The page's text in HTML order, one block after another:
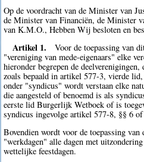
Op de voordracht van de Minister van
de Minister van Financiën, de Minister
van K.M.O., Hebben Wij besloten en
Artikel 1.
Voor de toepassing van
"vereniging van mede-eigenaars" elke
hieronder begrepen de
zoals bepaald in artikel 577-3, vierde
onder "syndicus" wordt verstaan elke
die aangesteld of benoemd is als
eerste lid Burgerlijk Wetboek of is
syndicus ingevolge artikel 577-8, §§ 6
Bovendien wordt voor de toepassing
"werkdagen" alle dagen met
wettelijke feestdagen.